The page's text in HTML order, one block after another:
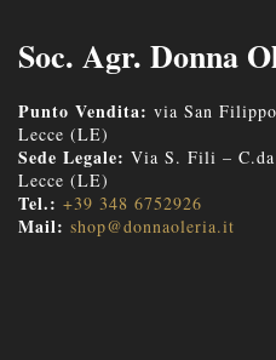
Soc. Agr. Donna
Punto Vendita: via San
Lecce (LE)
Sede Legale: Via S. Fili –
Lecce (LE)
Tel.: +39 348 6752926
Mail: shop@donnaoleria.it